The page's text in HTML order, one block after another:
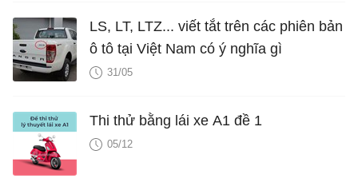
LS, LT, LTZ... viết tắt trên các phiên bản
ô tô tại Việt Nam có ý nghĩa gì
31/05
Thi thử bằng lái xe A1 đề 1
05/12